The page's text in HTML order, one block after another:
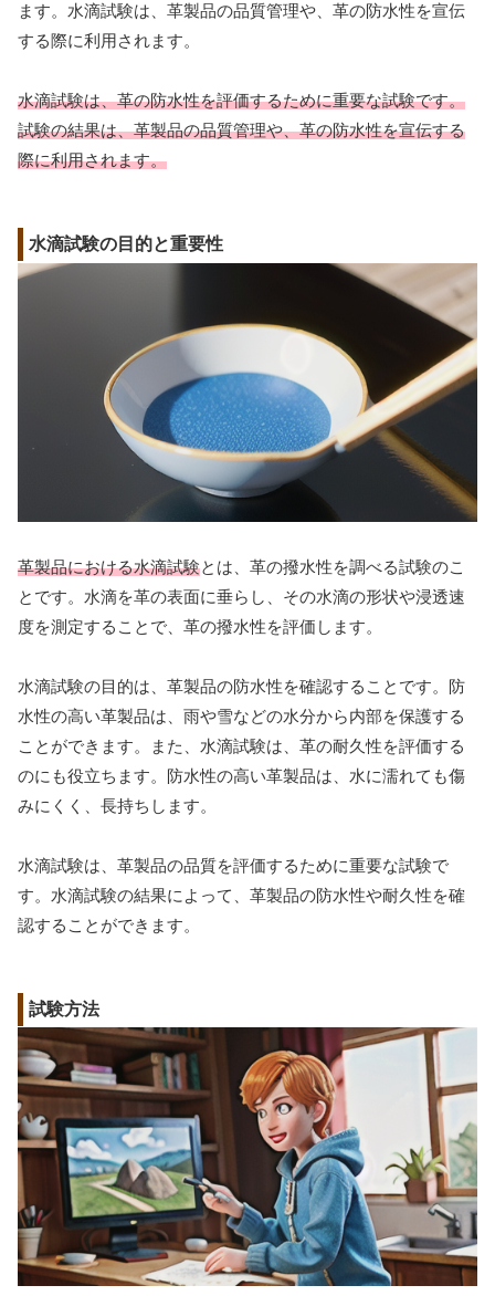
ます。水滴試験は、革製品の品質管理や、革の防水性を宣伝
する際に利用されます。
水滴試験は、革の防水性を評価するために重要な試験です。
試験の結果は、革製品の品質管理や、革の防水性を宣伝する
際に利用されます。
水滴試験の目的と重要性
革製品における水滴試験とは、革の撥水性を調べる試験のこ
とです。水滴を革の表面に垂らし、その水滴の形状や浸透速
度を測定することで、革の撥水性を評価します。
水滴試験の目的は、革製品の防水性を確認することです。防
水性の高い革製品は、雨や雪などの水分から内部を保護する
ことができます。また、水滴試験は、革の耐久性を評価する
のにも役立ちます。防水性の高い革製品は、水に濡れても傷
みにくく、長持ちします。
水滴試験は、革製品の品質を評価するために重要な試験で
す。水滴試験の結果によって、革製品の防水性や耐久性を確
認することができます。
試験方法